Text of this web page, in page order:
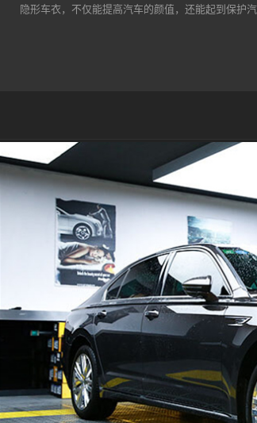
隐形车衣，不仅能提高汽车的颜值，还能起到保护